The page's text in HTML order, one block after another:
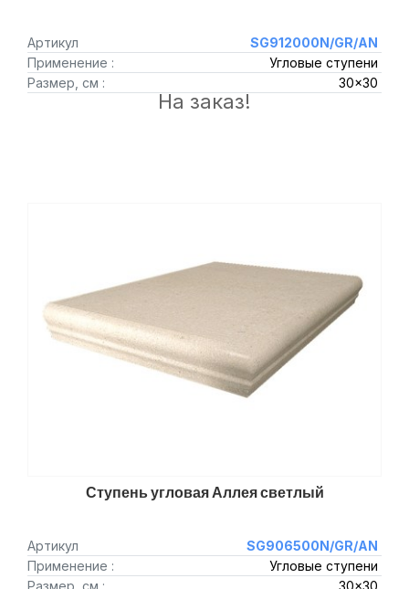
Артикул
SG912000N/GR/AN
Применение :
Угловые ступени
Размер, см :
30x30
На заказ!
Ступень угловая Аллея светлый
Артикул
SG906500N/GR/AN
Применение :
Угловые ступени
Размер, см :
30x30